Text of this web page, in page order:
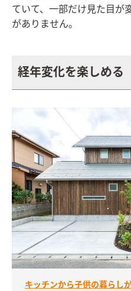
ていて、一部だけ見た目が
がありません。
経年変化を楽しめる
キッチンから子供の暮らし